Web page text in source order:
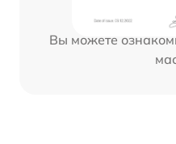
Вы можете